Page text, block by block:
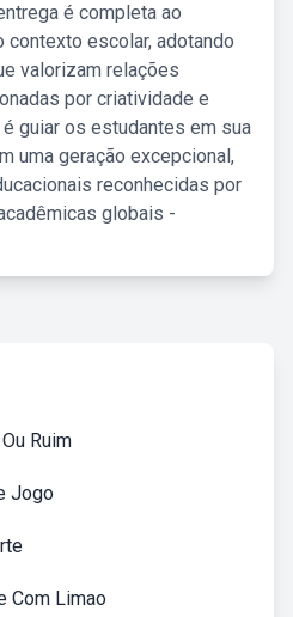
é completa ao
escolar, adotando
valorizam relações
por criatividade e
guiar os estudantes em sua
uma geração excepcional,
reconhecidas por
globais -
Ruim
Jogo
Com Limao